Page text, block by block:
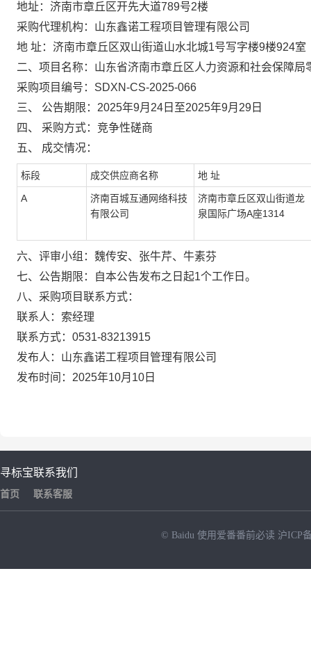
地址：济南市章丘区开先大道789号2楼
采购代理机构：山东鑫诺工程项目管理有限公司
地 址：济南市章丘区双山街道山水北城1号写字楼9楼924室
二、项目名称：山东省济南市章丘区人力资源和社会保障局
采购项目编号：SDXN-CS-2025-066
三、 公告期限：2025年9月24日至2025年9月29日
四、 采购方式：竞争性磋商
五、 成交情况：
标段 成交供应商名称 地 址
A
济南百城互通网络科技
有限公司
济南市章丘区双山街道龙
泉国际广场A座1314
六、评审小组：魏传安、张牛芹、牛素芬
七、公告期限：自本公告发布之日起1个工作日。
八、采购项目联系方式：
联系人：索经理
联系方式：0531-83213915
发布人：山东鑫诺工程项目管理有限公司
发布时间：2025年10月10日
寻标宝
首页
联系我们
联系客服
© Baidu 使用爱番番前必读 沪ICP